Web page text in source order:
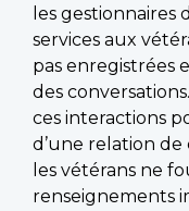
les gestionnaires
services aux
pas enregistrées
des
ces interactions
d’une relation
les vétérans ne
renseignements